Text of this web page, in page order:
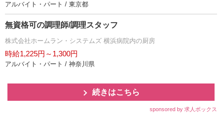
アルバイト・パート / 東京都
無資格可の調理師/調理スタッフ
株式会社ホームラン・システムズ 横浜病院内の厨房
時給1,225円～1,300円
アルバイト・パート / 神奈川県
続きはこちら
sponsored by 求人ボックス